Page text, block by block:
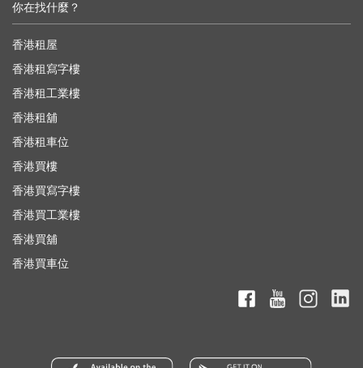
你在找什麼？
香港租屋
香港租寫字樓
香港租工業樓
香港租舖
香港租車位
香港買樓
香港買寫字樓
香港買工業樓
香港買舖
香港買車位